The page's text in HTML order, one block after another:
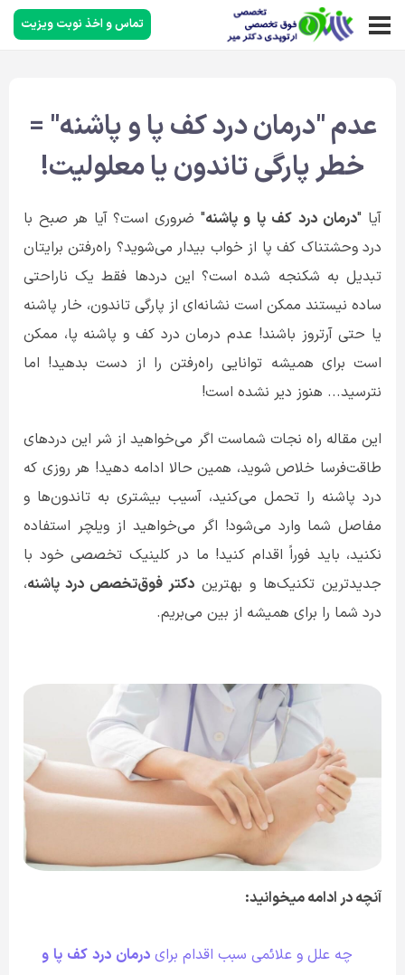
تماس و اخذ نوبت ویزیت
عدم "درمان درد کف پا و پاشنه" =
خطر پارگی تاندون یا معلولیت!
آیا "درمان درد کف پا و پاشنه" ضروری است؟ آیا هر صبح با
درد وحشتناک کف پا از خواب بیدار می‌شوید؟ راه‌رفتن برایتان
تبدیل به شکنجه شده است؟ این دردها فقط یک ناراحتی
ساده نیستند ممکن است نشانه‌ای از پارگی تاندون، خار پاشنه
یا حتی آرتروز باشند! عدم درمان درد کف و پاشنه پا، ممکن
است برای همیشه توانایی راه‌رفتن را از دست بدهید! اما
نترسید... هنوز دیر نشده است!
این مقاله راه نجات شماست اگر می‌خواهید از شر این دردهای
طاقت‌فرسا خلاص شوید، همین حالا ادامه دهید! هر روزی که
درد پاشنه را تحمل می‌کنید، آسیب بیشتری به تاندون‌ها و
مفاصل شما وارد می‌شود! اگر می‌خواهید از ویلچر استفاده
نکنید، باید فوراً اقدام کنید! ما در کلینیک تخصصی خود با
جدیدترین تکنیک‌ها و بهترین دکتر فوق‌تخصص درد پاشنه،
درد شما را برای همیشه از بین می‌بریم.
آنچه در ادامه میخوانید:
چه علل و علائمی سبب اقدام برای درمان درد کف پا و